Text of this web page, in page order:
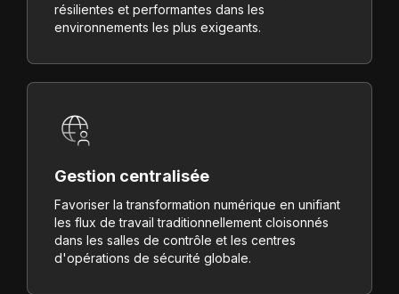
résilientes et performantes dans les
environnements les plus exigeants.
Gestion centralisée
Favoriser la transformation numérique en unifiant
les flux de travail traditionnellement cloisonnés
dans les salles de contrôle et les centres
d'opérations de sécurité globale.